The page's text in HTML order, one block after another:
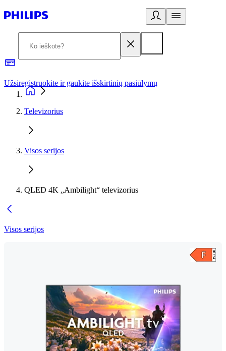
Užsiregistruokite ir gaukite išskirtinių pasiūlymų
Televizorius
Visos serijos
QLED 4K „Ambilight“ televizorius
Visos serijos